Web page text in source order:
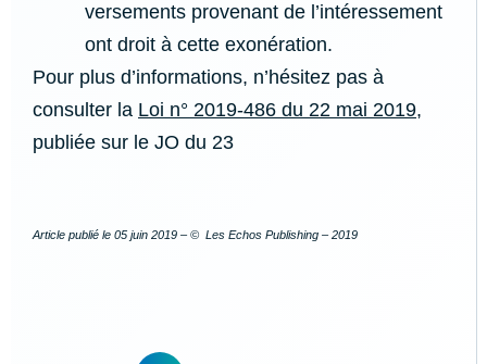
versements provenant de l’intéressement
ont droit à cette exonération.
Pour plus d’informations, n’hésitez pas à
consulter la Loi n° 2019-486 du 22 mai 2019,
publiée sur le JO du 23
Article publié le 05 juin 2019 – © Les Echos Publishing – 2019